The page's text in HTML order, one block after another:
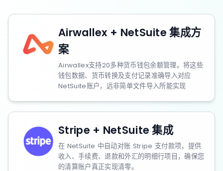
Airwallex + NetSuite 集成方
案
Airwallex支持20多种货币钱包余额管理。将这些
钱包数据、货币转换及支付记录准确导入对应
NetSuite账户，远非简单文件导入所能实现
Stripe + NetSuite 集成
在 NetSuite 中自动对账 Stripe 支付款项，提供
收入、手续费、退款和外汇的明细行项目，确保您
的清算账户真正实现清零。